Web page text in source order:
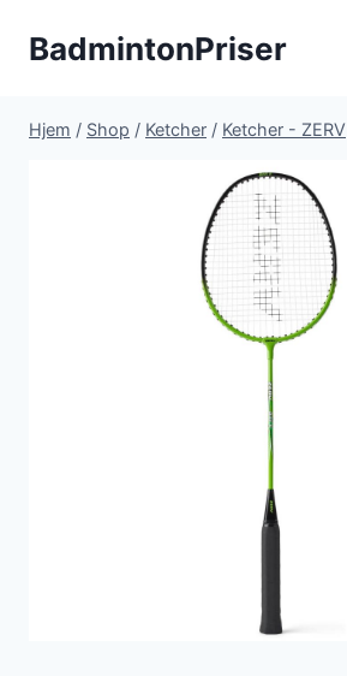
BadmintonPriser
Hjem / Shop / Ketcher / Ketcher - ZERV